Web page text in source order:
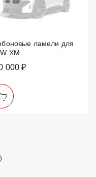
ламели для
XM
000 ₽